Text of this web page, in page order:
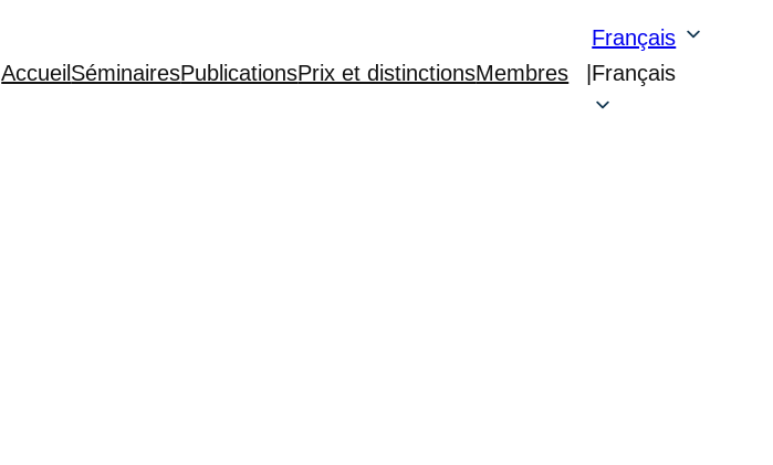
AccueilSéminairesPublicationsPrix et distinctionsMembres |
Français
Français